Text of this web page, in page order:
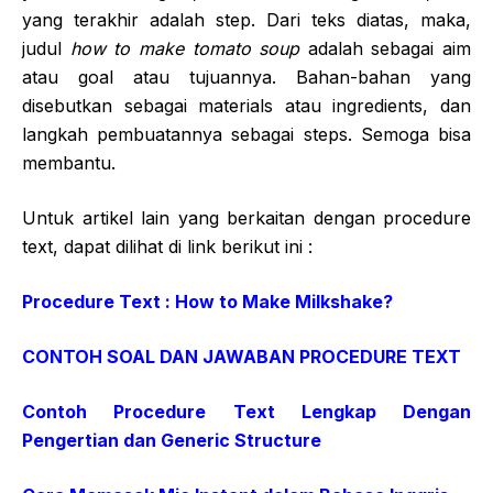
yang terakhir adalah step. Dari teks diatas, maka,
judul how to make tomato soupadalah sebagai aim
atau goal atau tujuannya. Bahan-bahan yang
disebutkan sebagai materials atau ingredients, dan
langkah pembuatannya sebagai steps. Semoga bisa
membantu.
Untuk artikel lain yang berkaitan dengan procedure
text, dapat dilihat di link berikut ini :
Procedure Text : How to Make Milkshake?
CONTOH SOAL DAN JAWABAN PROCEDURE TEXT
Contoh Procedure Text Lengkap Dengan
Pengertian dan Generic Structure